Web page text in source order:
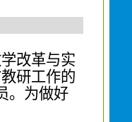
改革与实
研工作的
。为做好